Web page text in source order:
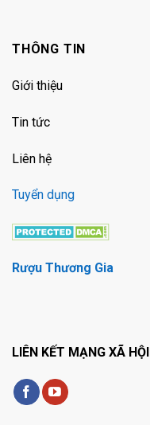
THÔNG TIN
Giới thiệu
Tin tức
Liên hệ
Tuyển dụng
Rượu Thương Gia
LIÊN KẾT MẠNG XÃ HỘI